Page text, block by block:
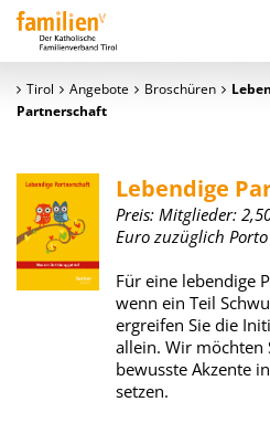
Tirol Angebote Broschüren
Partnerschaft
Lebendige
Preis: Mitglieder:
Euro zuzüglich Porto
Für eine lebendige
wenn ein Teil
ergreifen Sie die
allein. Wir möchten
bewusste Akzente
setzen.